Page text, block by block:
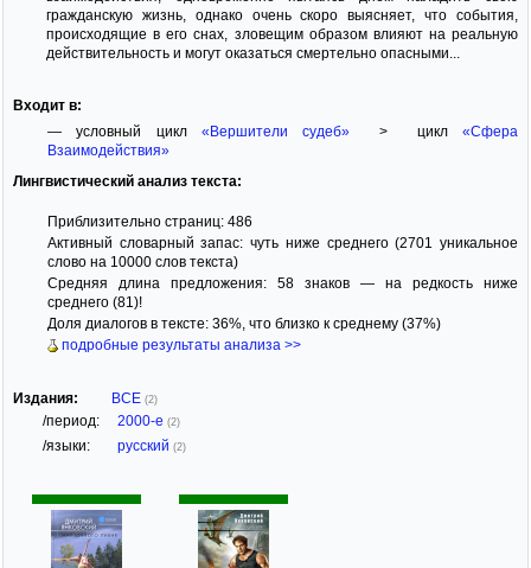
гражданскую жизнь, однако очень скоро выясняет, что события,
происходящие в его снах, зловещим образом влияют на реальную
действительность и могут оказаться смертельно опасными...
Входит в:
— условный цикл «Вершители судеб» > цикл«Сфера
Взаимодействия»
Лингвистический анализ текста:
Приблизительно страниц: 486
Активный словарный запас: чуть ниже среднего (2701 уникальное
слово на 10000 слов текста)
Средняя длина предложения: 58 знаков — на редкость ниже
среднего (81)!
Доля диалогов в тексте: 36%, что близко к среднему (37%)
подробные результаты анализа >>
Издания: ВСЕ (2)
/период: 2000-е (2)
/языки: русский (2)